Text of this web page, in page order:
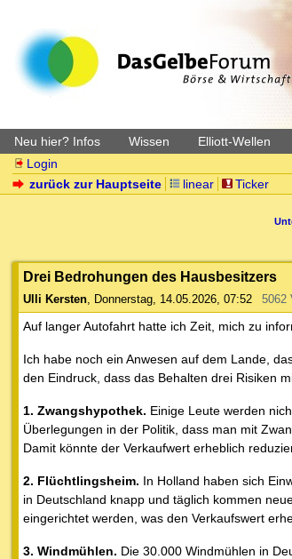
Neu hier? Infos Wissen Elliott-Wellen
Login
zurück zur Hauptseite
linear Ticker
Drei Bedrohungen des Hausbesitzers
Ulli Kersten, Donnerstag, 14.05.2026, 07:52 5062
Auf langer Autofahrt hatte ich Zeit, mich zu
Ich habe noch ein Anwesen auf dem Lande,
den Eindruck, dass das Behalten drei Risiken
1. Zwangshypothek. Einige Leute werden
Überlegungen in der Politik, dass man mit
Damit könnte der Verkaufwert erheblich
2. Flüchtlingsheim. In Holland haben sich
in Deutschland knapp und täglich kommen
eingerichtet werden, was den Verkaufswert
3. Windmühlen. Die 30.000 Windmühlen in